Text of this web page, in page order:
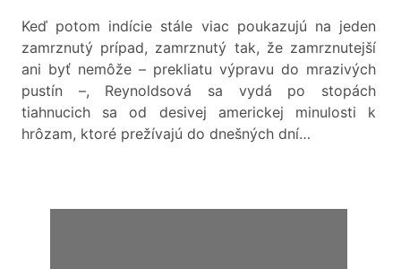
Keď potom indície stále viac poukazujú na jeden
zamrznutý prípad, zamrznutý tak, že zamrznutejší
ani byť nemôže – prekliatu výpravu do mrazivých
pustín –, Reynoldsová sa vydá po stopách
tiahnucich sa od desivej americkej minulosti k
hrôzam, ktoré prežívajú do dnešných dní…